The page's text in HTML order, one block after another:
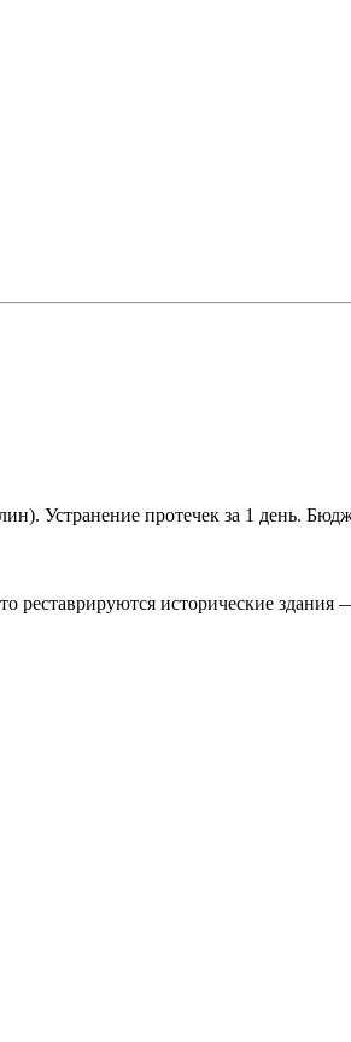
Устранение протечек за 1 день.
исторические здания